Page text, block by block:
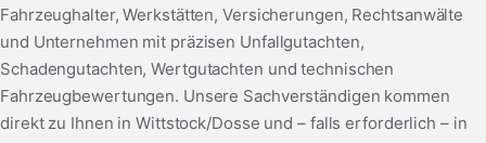
Fahrzeughalter, Werkstätten, Versicherungen, Rechtsanwälte
und Unternehmen mit präzisen Unfallgutachten,
Schadengutachten, Wertgutachten und technischen
Fahrzeugbewertungen. Unsere Sachverständigen kommen
direkt zu Ihnen in Wittstock/Dosse und – falls erforderlich – in